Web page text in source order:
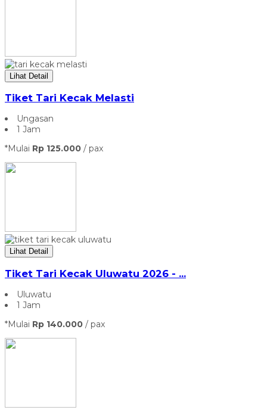
Lihat Detail
Tiket Tari Kecak Melasti
Ungasan
1 Jam
*Mulai Rp 125.000 / pax
Lihat Detail
Tiket Tari Kecak Uluwatu 2026 - ...
Uluwatu
1 Jam
*Mulai Rp 140.000 / pax